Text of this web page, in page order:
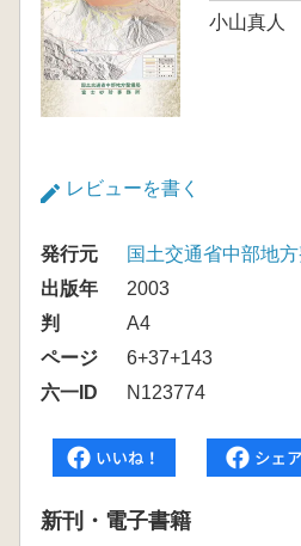
小山真人
レビューを書く
発行元
国土交通省中部地
出版年
2003
判
A4
ページ
6+37+143
六一ID
N123774
新刊・電子書籍